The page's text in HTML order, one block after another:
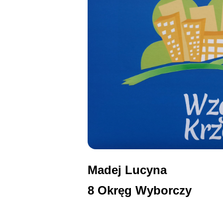
Madej Lucyna
8 Okręg Wyborczy